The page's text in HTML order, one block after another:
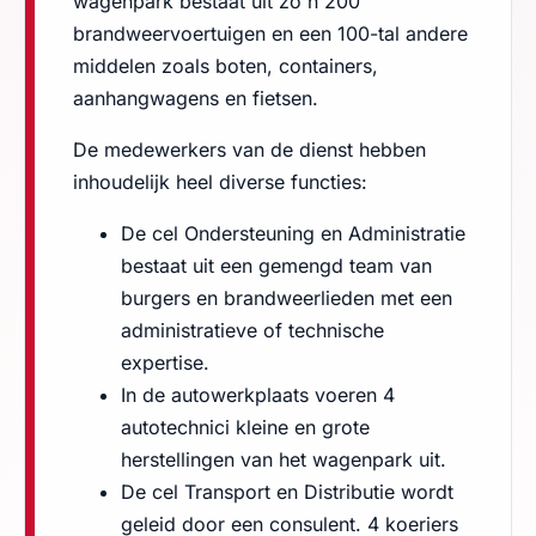
brandweervoertuigen en een 100-tal andere
middelen zoals boten, containers,
aanhangwagens en fietsen.
De medewerkers van de dienst hebben
inhoudelijk heel diverse functies:
De cel Ondersteuning en Administratie
bestaat uit een gemengd team van
burgers en brandweerlieden met een
administratieve of technische
expertise.
In de autowerkplaats voeren 4
autotechnici kleine en grote
herstellingen van het wagenpark uit.
De cel Transport en Distributie wordt
geleid door een consulent. 4 koeriers